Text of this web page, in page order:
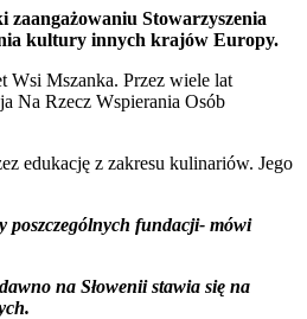
zaangażowaniu Stowarzyszenia
kultury innych krajów Europy.
Wsi Mszanka. Przez wiele lat
Na Rzecz Wspierania Osób
edukację z zakresu kulinariów. Jego
poszczególnych fundacji- mówi
na Słowenii stawia się na